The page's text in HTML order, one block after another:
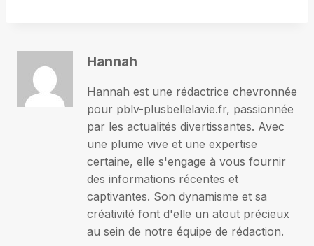
Hannah
Hannah est une rédactrice chevronnée
pour pblv-plusbellelavie.fr, passionnée
par les actualités divertissantes. Avec
une plume vive et une expertise
certaine, elle s'engage à vous fournir
des informations récentes et
captivantes. Son dynamisme et sa
créativité font d'elle un atout précieux
au sein de notre équipe de rédaction.